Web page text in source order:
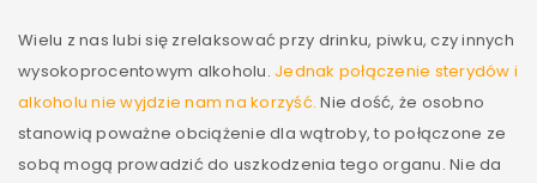
Wielu z nas lubi się zrelaksować przy drinku, piwku, czy innych
wysokoprocentowym alkoholu. Jednak połączenie sterydów i
alkoholu nie wyjdzie nam na korzyść. Nie dość, że osobno
stanowią poważne obciążenie dla wątroby, to połączone ze
sobą mogą prowadzić do uszkodzenia tego organu. Nie da